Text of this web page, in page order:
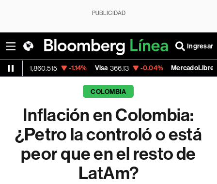
PUBLICIDAD
Ingresar
-1.14% Visa 366.13 -0.04% MercadoLibre 1,879.59 -
COLOMBIA
Inflación en Colombia:
¿Petro la controló o está
peor que en el resto de
LatAm?